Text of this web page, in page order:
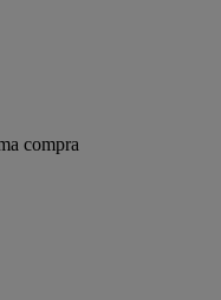
compra